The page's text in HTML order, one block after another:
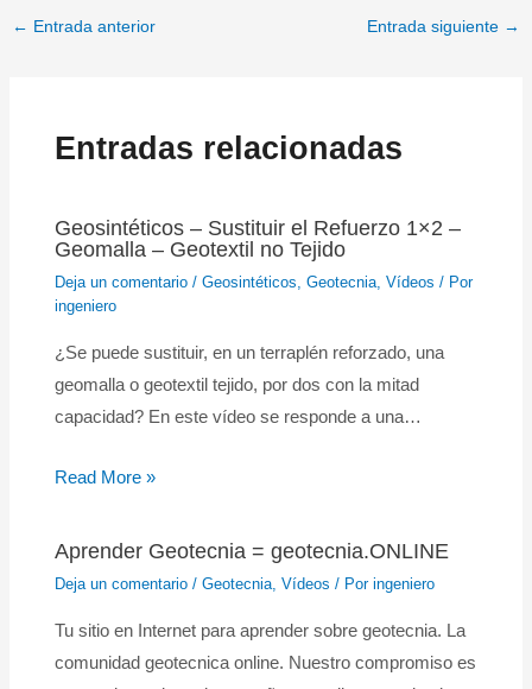
← Entrada anterior Entrada siguiente →
Entradas relacionadas
Geosintéticos – Sustituir el Refuerzo 1×2 –
Geomalla – Geotextil no Tejido
Deja un comentario / Geosintéticos, Geotecnia, Vídeos / Por
ingeniero
¿Se puede sustituir, en un terraplén reforzado, una
geomalla o geotextil tejido, por dos con la mitad
capacidad? En este vídeo se responde a una…
Read More »
Aprender Geotecnia = geotecnia.ONLINE
Deja un comentario / Geotecnia, Vídeos / Por ingeniero
Tu sitio en Internet para aprender sobre geotecnia. La
comunidad geotecnica online. Nuestro compromiso es